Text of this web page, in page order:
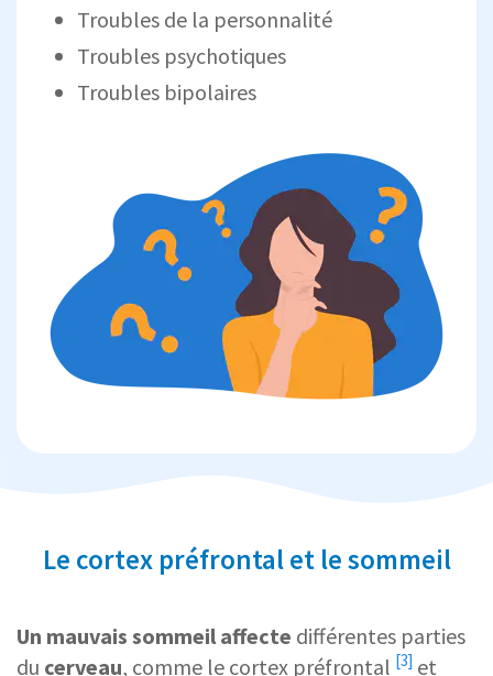
Troubles de la personnalité
Troubles psychotiques
Troubles bipolaires
Le cortex préfrontal et le sommeil
Un mauvais sommeil affecte différentes parties
du cerveau, comme le cortex préfrontal [3] et